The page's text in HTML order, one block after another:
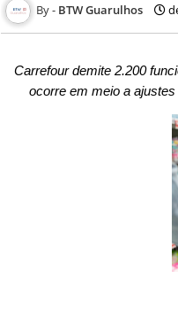
BTW Guarulhos
Carrefour demite 2.200
ocorre em meio a